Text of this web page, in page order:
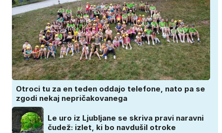
Otroci tu za en teden oddajo telefone, nato pa se
zgodi nekaj nepričakovanega
Le uro iz Ljubljane se skriva pravi naravni
čudež: izlet, ki bo navdušil otroke